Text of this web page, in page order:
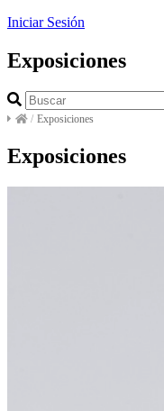
Iniciar Sesión
Exposiciones
/ Exposiciones
Exposiciones